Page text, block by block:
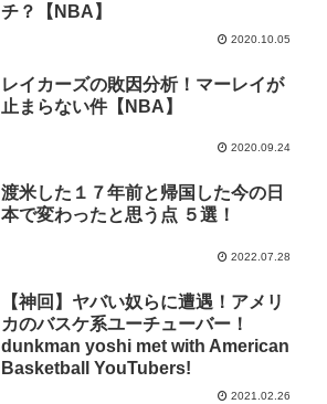
チ？【NBA】
2020.10.05
レイカーズの敗因分析！マーレイが
止まらない件【NBA】
2020.09.24
渡米した１７年前と帰国した今の日
本で変わったと思う点 ５選！
2022.07.28
【神回】ヤバい奴らに遭遇！アメリ
カのバスケ系ユーチューバー！
dunkman yoshi met with American
Basketball YouTubers!
2021.02.26